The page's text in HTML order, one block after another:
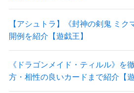
【アシュトラ】《封神の剣鬼 ミク
開例を紹介【遊戯王】
《ドラゴンメイド・ティルル》を
方・相性の良いカードまで紹介【遊